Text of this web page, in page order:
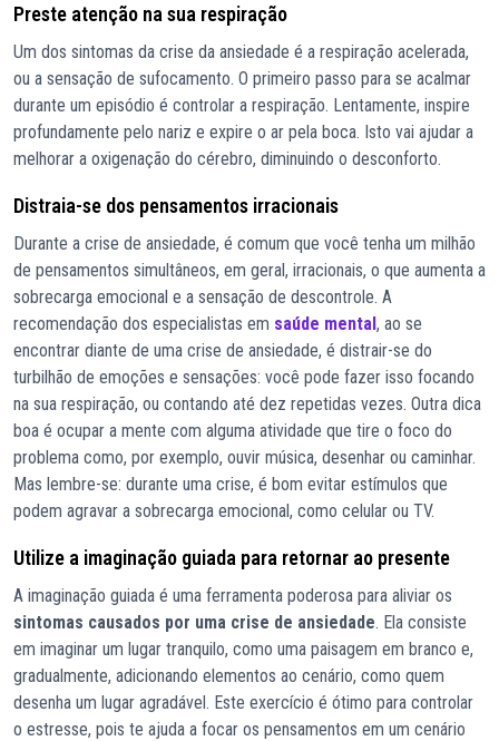
Preste atenção na sua respiração
Um dos sintomas da crise da ansiedade é a respiração acelerada,
ou a sensação de sufocamento. O primeiro passo para se acalmar
durante um episódio é controlar a respiração. Lentamente, inspire
profundamente pelo nariz e expire o ar pela boca. Isto vai ajudar a
melhorar a oxigenação do cérebro, diminuindo o desconforto.
Distraia-se dos pensamentos irracionais
Durante a crise de ansiedade, é comum que você tenha um milhão
de pensamentos simultâneos, em geral, irracionais, o que aumenta a
sobrecarga emocional e a sensação de descontrole. A
recomendação dos especialistas em saúde mental, ao se
encontrar diante de uma crise de ansiedade, é distrair-se do
turbilhão de emoções e sensações: você pode fazer isso focando
na sua respiração, ou contando até dez repetidas vezes. Outra dica
boa é ocupar a mente com alguma atividade que tire o foco do
problema como, por exemplo, ouvir música, desenhar ou caminhar.
Mas lembre-se: durante uma crise, é bom evitar estímulos que
podem agravar a sobrecarga emocional, como celular ou TV.
Utilize a imaginação guiada para retornar ao presente
A imaginação guiada é uma ferramenta poderosa para aliviar os
sintomas causados por uma crise de ansiedade. Ela consiste
em imaginar um lugar tranquilo, como uma paisagem em branco e,
gradualmente, adicionando elementos ao cenário, como quem
desenha um lugar agradável. Este exercício é ótimo para controlar
o estresse, pois te ajuda a focar os pensamentos em um cenário